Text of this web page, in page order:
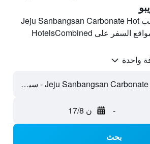
ابحث عن فنادق بجانب Jeju Sanbangsan Carbonate Hot
Springs من مئات مواقع السفر على HotelsCombined
Jeju Sanbangsan Carbonate Hot Springs - سيوغويبو، كوريا الجنوبية
- ن 17/8
بحث